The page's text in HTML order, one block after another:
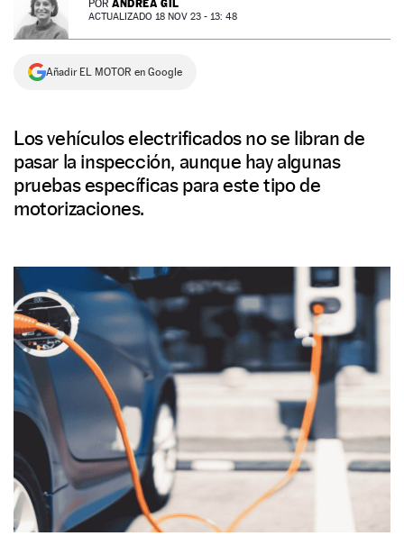
NEWSLETTER
SÍGUENOS
POR ANDREA GIL
ACTUALIZADO 18 NOV 23 - 13: 48
Añadir EL MOTOR en Google
Los vehículos electrificados no se libran de
pasar la inspección, aunque hay algunas
pruebas específicas para este tipo de
motorizaciones.